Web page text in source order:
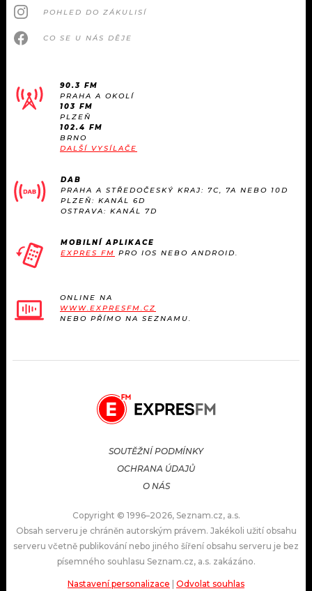
POHLED DO ZÁKULISÍ
CO SE U NÁS DĚJE
90.3 FM
PRAHA A OKOLÍ
103 FM
PLZEŇ
102.4 FM
BRNO
DALŠÍ VYSÍLAČE
DAB
PRAHA A STŘEDOČESKÝ KRAJ: 7C, 7A NEBO 10D
PLZEŇ: KANÁL 6D
OSTRAVA: KANÁL 7D
MOBILNÍ APLIKACE
EXPRES FM PRO IOS NEBO ANDROID.
ONLINE NA
WWW.EXPRESFM.CZ
NEBO PŘÍMO NA SEZNAMU.
SOUTĚŽNÍ PODMÍNKY
OCHRANA ÚDAJŮ
O NÁS
Copyright © 1996–2026, Seznam.cz, a.s.
Obsah serveru je chráněn autorským právem. Jakékoli užití obsahu
serveru včetně publikování nebo jiného šíření obsahu serveru je bez
písemného souhlasu Seznam.cz, a.s. zakázáno.
Nastavení personalizace Odvolat souhlas